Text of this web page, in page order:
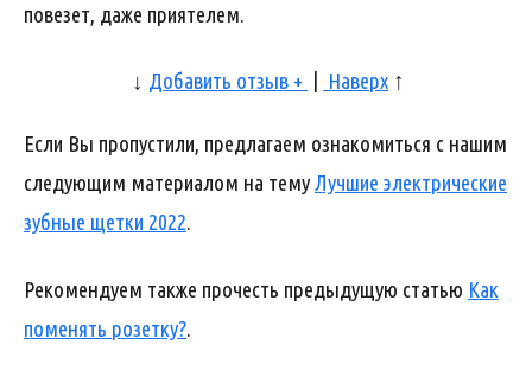
повезет, даже приятелем.
↓ Добавить отзыв + Наверх ↑
Если Вы пропустили, предлагаем ознакомиться с нашим
следующим материалом на темуЛучшие электрические
зубные щетки 2022.
Рекомендуем также прочесть предыдущую статью Как
поменять розетку?.